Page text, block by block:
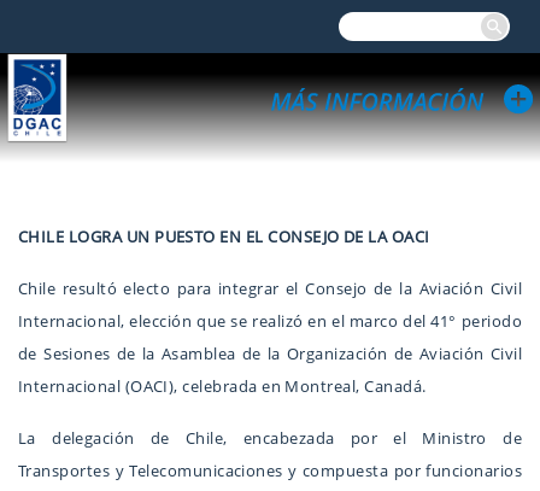
CHILE LOGRA UN PUESTO EN EL CONSEJO DE LA OACI
Chile resultó electo para integrar el Consejo de la Aviación Civil
Internacional, elección que se realizó en el marco del 41° periodo
de Sesiones de la Asamblea de la Organización de Aviación Civil
Internacional (OACI), celebrada en Montreal, Canadá.
La delegación de Chile, encabezada por el Ministro de
Transportes y Telecomunicaciones y compuesta por funcionarios